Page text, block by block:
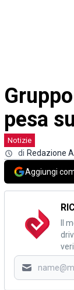
pesa
Notizie
di Redazione
Aggiungi
Il